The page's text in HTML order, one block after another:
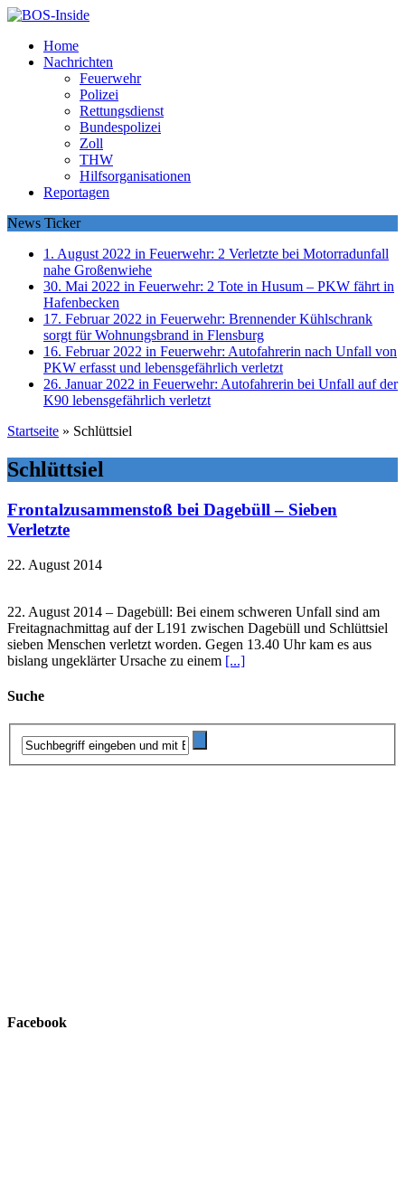
Home
Nachrichten
Feuerwehr
Polizei
Rettungsdienst
Bundespolizei
Zoll
THW
Hilfsorganisationen
Reportagen
News Ticker
1. August 2022 in Feuerwehr: 2 Verletzte bei Motorradunfall
nahe Großenwiehe
30. Mai 2022 in Feuerwehr: 2 Tote in Husum – PKW fährt in
Hafenbecken
17. Februar 2022 in Feuerwehr: Brennender Kühlschrank
sorgt für Wohnungsbrand in Flensburg
16. Februar 2022 in Feuerwehr: Autofahrerin nach Unfall von
PKW erfasst und lebensgefährlich verletzt
26. Januar 2022 in Feuerwehr: Autofahrerin bei Unfall auf der
K90 lebensgefährlich verletzt
Startseite » Schlüttsiel
Schlüttsiel
Frontalzusammenstoß bei Dagebüll – Sieben
Verletzte
22. August 2014
22. August 2014 – Dagebüll: Bei einem schweren Unfall sind am
Freitagnachmittag auf der L191 zwischen Dagebüll und Schlüttsiel
sieben Menschen verletzt worden. Gegen 13.40 Uhr kam es aus
bislang ungeklärter Ursache zu einem [...]
Suche
Facebook